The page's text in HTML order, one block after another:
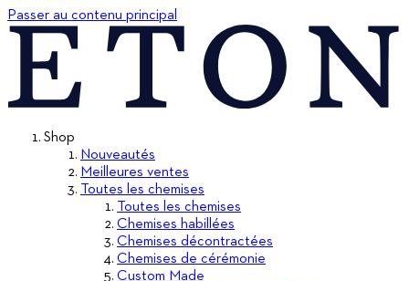
Passer au contenu principal
Shop
Nouveautés
Meilleures ventes
Toutes les chemises
Toutes les chemises
Chemises habillées
Chemises décontractées
Chemises de cérémonie
Custom Made